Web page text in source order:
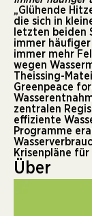
„Glühende
die sich in
letzten beiden
immer häufiger
immer mehr
wegen
Theissing-
Greenpeace
zentralen
effiziente
Programme
Krisenpläne
Über